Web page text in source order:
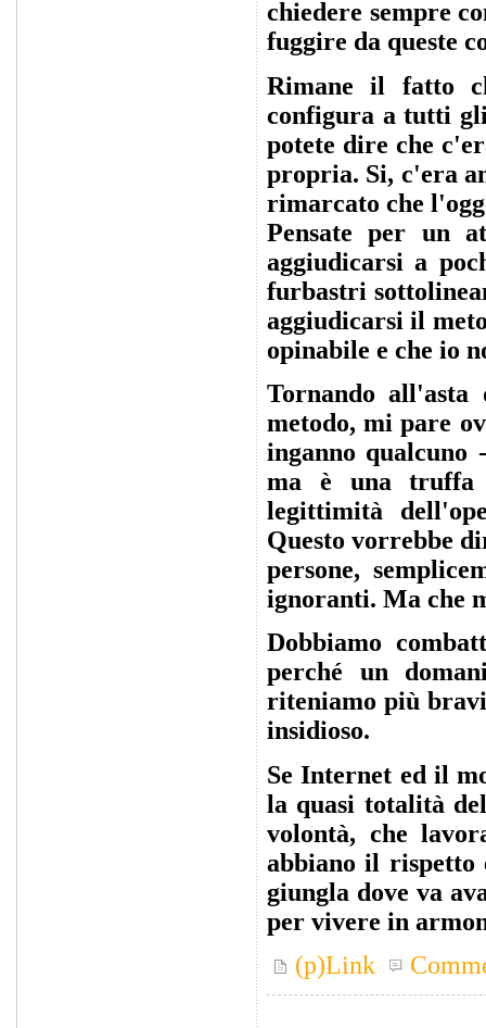
chiedere sempre
fuggire da queste
Rimane il fatto
configura a tutti gli
potete dire che
propria. Si, c'era
rimarcato che
Pensate per un
aggiudicarsi a
furbastri
aggiudicarsi il
opinabile e che io
Tornando
metodo, mi pare
inganno qualcuno
ma è una truffa
legittimità
Questo vorrebbe
persone,
ignoranti. Ma che
Dobbiamo
perché un
riteniamo più
insidioso.
Se Internet ed il
la quasi totalità
volontà, che
abbiano il rispetto
giungla dove va
per vivere in
(p)Link